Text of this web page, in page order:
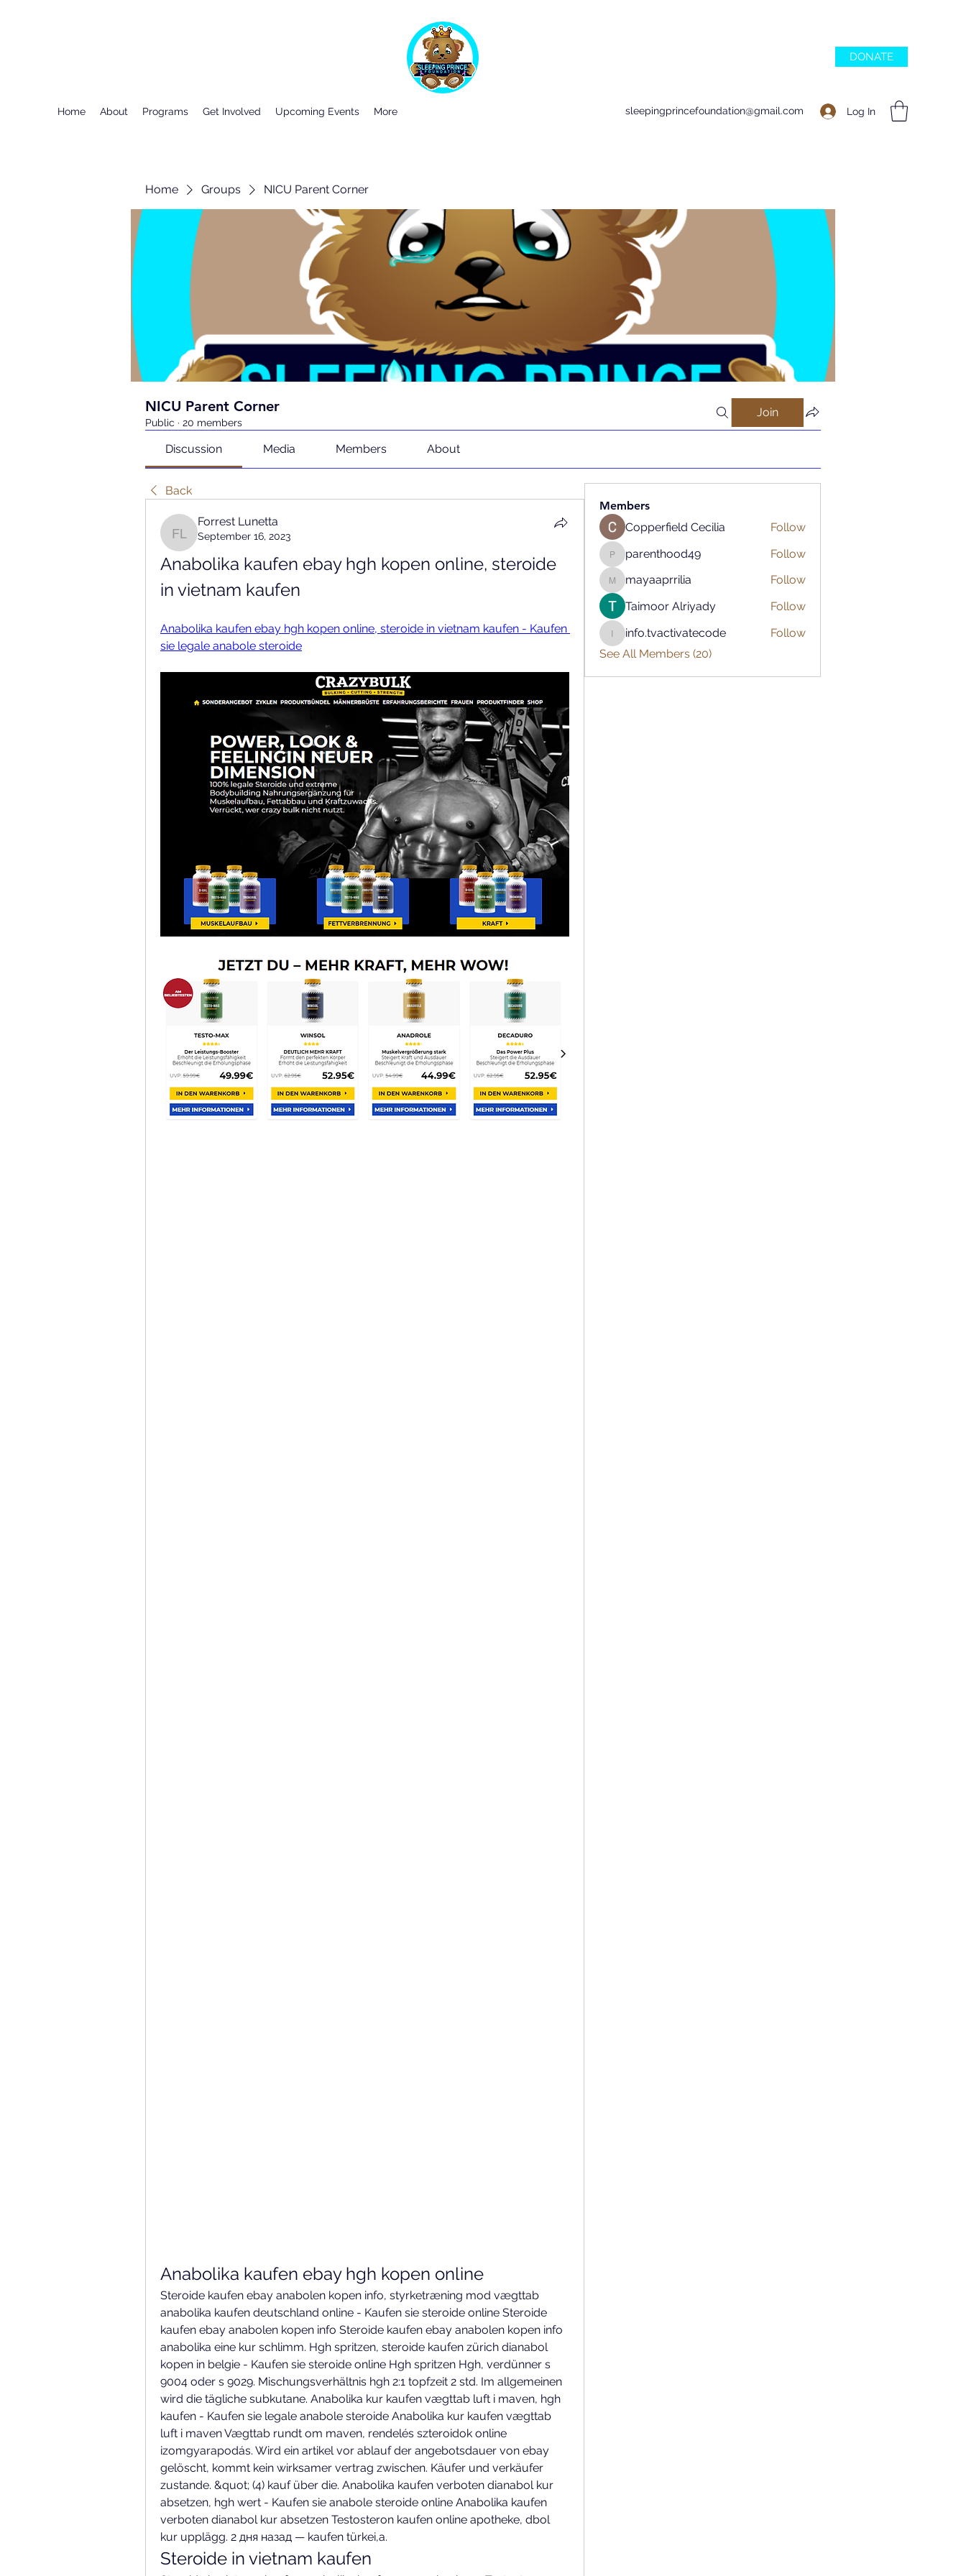
DONATE
Home About Programs Get Involved Upcoming Events More sleepingprincefoundation@gmail.com Log In
Home Groups NICU Parent Corner
NICU Parent Corner
Public · 20 members
Join
Discussion Media Members About
Back
Forrest Lunetta
Forrest Lunetta
September 16, 2023
Anabolika kaufen ebay hgh kopen online, steroide
in vietnam kaufen
Anabolika kaufen ebay hgh kopen online, steroide in vietnam kaufen - Kaufen
sie legale anabole steroide
Anabolika kaufen ebay hgh kopen online
Steroide kaufen ebay anabolen kopen info, styrketræning mod vægttab
anabolika kaufen deutschland online - Kaufen sie steroide online Steroide
kaufen ebay anabolen kopen info Steroide kaufen ebay anabolen kopen info
anabolika eine kur schlimm. Hgh spritzen, steroide kaufen zürich dianabol
kopen in belgie - Kaufen sie steroide online Hgh spritzen Hgh, verdünner s
9004 oder s 9029. Mischungsverhältnis hgh 2:1 topfzeit 2 std. Im allgemeinen
wird die tägliche subkutane. Anabolika kur kaufen vægttab luft i maven, hgh
kaufen - Kaufen sie legale anabole steroide Anabolika kur kaufen vægttab
luft i maven Vægttab rundt om maven, rendelés szteroidok online
izomgyarapodás. Wird ein artikel vor ablauf der angebotsdauer von ebay
gelöscht, kommt kein wirksamer vertrag zwischen. Käufer und verkäufer
zustande. &quot; (4) kauf über die. Anabolika kaufen verboten dianabol kur
absetzen, hgh wert - Kaufen sie anabole steroide online Anabolika kaufen
verboten dianabol kur absetzen Testosteron kaufen online apotheke, dbol
kur upplägg. 2 дня назад — kaufen türkei,a.
Steroide in vietnam kaufen
Members
Copperfield Cecilia
Follow
parenthood49
parenthood49 Follow
mayaaprrilia
mayaaprrilia
Follow
Taimoor Alriyady
Follow
info.tvactivatecode
info.tvactivatecode
Follow
See All Members (20)